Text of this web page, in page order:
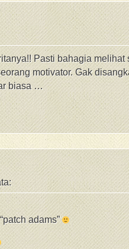
Pasti bahagia melihat
motivator. Gak
biasa …
adams”